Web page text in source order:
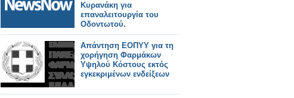
Κυρανάκη για
επαναλειτουργία του
Οδοντωτού.
Απάντηση ΕΟΠΥΥ για τη
χορήγηση Φαρμάκων
Υψηλού Κόστους εκτός
εγκεκριμένων ενδείξεων